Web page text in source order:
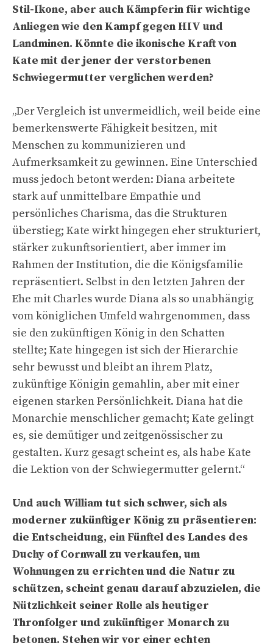
Stil-Ikone, aber auch Kämpferin für wichtige
Anliegen wie den Kampf gegen HIV und
Landminen. Könnte die ikonische Kraft von
Kate mit der jener der verstorbenen
Schwiegermutter verglichen werden?
„Der Vergleich ist unvermeidlich, weil beide eine
bemerkenswerte Fähigkeit besitzen, mit
Menschen zu kommunizieren und
Aufmerksamkeit zu gewinnen. Eine Unterschied
muss jedoch betont werden: Diana arbeitete
stark auf unmittelbare Empathie und
persönliches Charisma, das die Strukturen
überstieg; Kate wirkt hingegen eher strukturiert,
stärker zukunftsorientiert, aber immer im
Rahmen der Institution, die die Königsfamilie
repräsentiert. Selbst in den letzten Jahren der
Ehe mit Charles wurde Diana als so unabhängig
vom königlichen Umfeld wahrgenommen, dass
sie den zukünftigen König in den Schatten
stellte; Kate hingegen ist sich der Hierarchie
sehr bewusst und bleibt an ihrem Platz,
zukünftige Königin gemahlin, aber mit einer
eigenen starken Persönlichkeit. Diana hat die
Monarchie menschlicher gemacht; Kate gelingt
es, sie demütiger und zeitgenössischer zu
gestalten. Kurz gesagt scheint es, als habe Kate
die Lektion von der Schwiegermutter gelernt.“
Und auch William tut sich schwer, sich als
moderner zukünftiger König zu präsentieren:
die Entscheidung, ein Fünftel des Landes des
Duchy of Cornwall zu verkaufen, um
Wohnungen zu errichten und die Natur zu
schützen, scheint genau darauf abzuzielen, die
Nützlichkeit seiner Rolle als heutiger
Thronfolger und zukünftiger Monarch zu
betonen. Stehen wir vor einer echten